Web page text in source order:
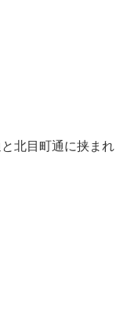
北目町通に挟まれ